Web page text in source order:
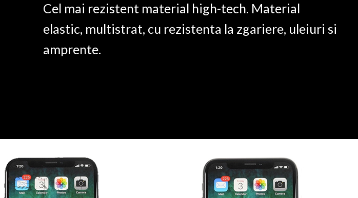
Cel mai rezistent material high-tech. Material
elastic, multistrat, cu rezistenta la zgariere, uleiuri si
amprente.